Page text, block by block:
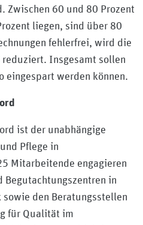
Zwischen 60 und 80 Prozent
liegen, sind über 80
fehlerfrei, wird die
Insgesamt sollen
eingespart werden können.
ist der unabhängige
Pflege in
Mitarbeitende engagieren
Begutachtungszentren in
den Beratungsstellen
für Qualität im